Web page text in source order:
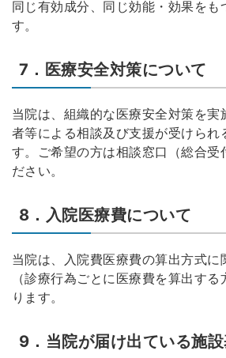
同じ有効成分、同じ効能・効果をも
す。
7．医療安全対策について
当院は、組織的な医療安全対策を実
者等による相談及び支援が受けられ
す。ご希望の方は相談窓口（総合受
ださい。
8．入院医療費について
当院は、入院費医療費の算出方式に
（診療行為ごとに医療費を算出す
ります。
9．当院が届け出ている施